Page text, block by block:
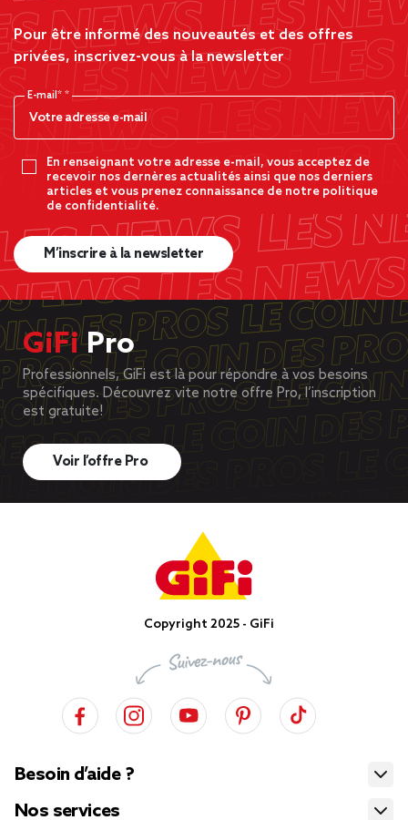
Pour être informé des nouveautés et des offres
privées, inscrivez-vous à la newsletter
E-mail*
En renseignant votre adresse e-mail, vous acceptez de
recevoir nos dernères actualités ainsi que nos derniers
articles et vous prenez connaissance de notre politique
de confidentialité.
M’inscrire à la newsletter
GiFiPro
Professionnels, GiFi est là pour répondre à vos besoins
spécifiques. Découvrez vite notre offre Pro, l’inscription
est gratuite!
Voir l’offre Pro
Copyright 2025 - GiFi
Besoin d’aide ?
Nos services